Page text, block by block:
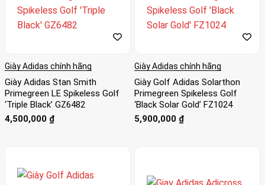
Giày Adidas chính hãng
Giày Adidas Stan Smith
Primegreen LE Spikeless Golf
‘Triple Black’ GZ6482
4,500,000 ₫
Giày Adidas chính hãng
Giày Golf Adidas Solarthon
Primegreen Spikeless Golf
‘Black Solar Gold’ FZ1024
5,900,000 ₫